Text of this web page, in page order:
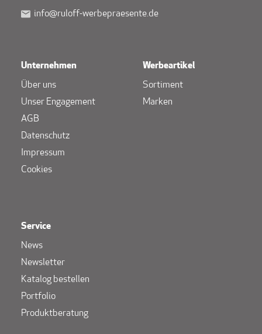
info@ruloff-werbepraesente.de
Unternehmen
Über uns
Unser Engagement
AGB
Datenschutz
Impressum
Cookies
Werbeartikel
Sortiment
Marken
Service
News
Newsletter
Katalog bestellen
Portfolio
Produktberatung